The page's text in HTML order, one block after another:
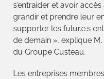
s’entraider et avoir
grandir et prendre leur
supporter les futur.e.s
de demain », explique
du Groupe Custeau.
Les entreprises